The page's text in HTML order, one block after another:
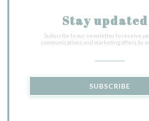
Stay updated
Subscribe to our newsletter to receive
communications and marketing offers by
SUBSCRIBE